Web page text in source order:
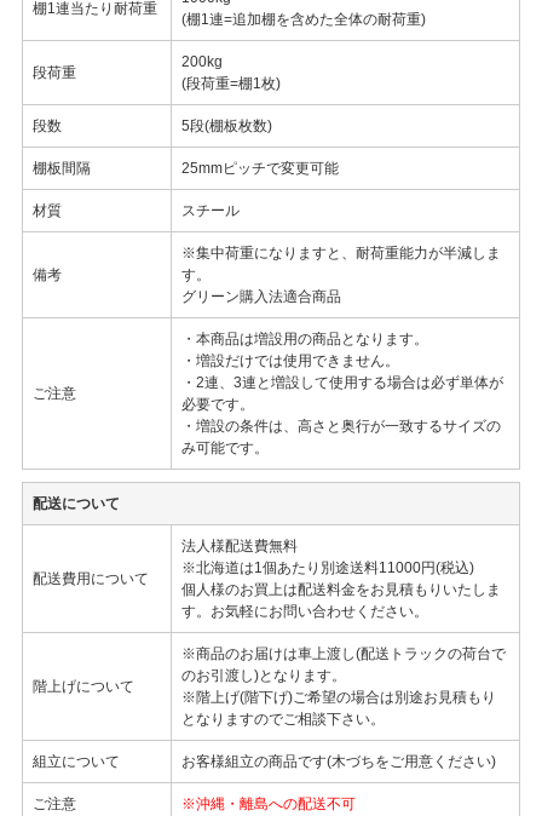
棚1連当たり耐荷重
(棚1連=追加棚を含めた全体の耐荷重)
段荷重
200kg
(段荷重=棚1枚)
段数 5段(棚板枚数)
棚板間隔 25mmピッチで変更可能
材質 スチール
備考
※集中荷重になりますと、耐荷重能力が半減しま
す。
グリーン購入法適合商品
ご注意
・本商品は増設用の商品となります。
・増設だけでは使用できません。
・2連、3連と増設して使用する場合は必ず単体が
必要です。
・増設の条件は、高さと奥行が一致するサイズの
み可能です。
配送について
配送費用について
法人様配送費無料
※北海道は1個あたり別途送料11000円(税込)
個人様のお買上は配送料金をお見積もりいたしま
す。お気軽にお問い合わせください。
階上げについて
※商品のお届けは車上渡し(配送トラックの荷台で
のお引渡し)となります。
※階上げ(階下げ)ご希望の場合は別途お見積もり
となりますのでご相談下さい。
組立について お客様組立の商品です(木づちをご用意ください)
ご注意 ※沖縄・離島への配送不可